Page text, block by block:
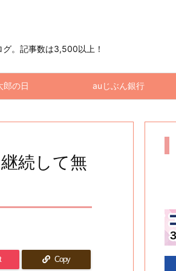
。記事数は3,500以上！
郎の日 auじぶん銀行
続して無
Copy